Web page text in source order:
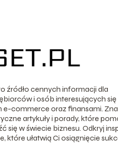
źródło cennych informacji dla
i osób interesujących się
e-commerce oraz finansami.
artykuły i porady, które
się w świecie biznesu. Odkryj
które ułatwią Ci osiągnięcie